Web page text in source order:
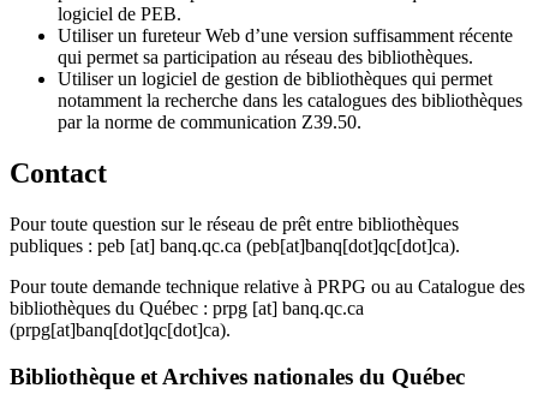
logiciel de PEB.
Utiliser un fureteur Web d’une version suffisamment récente
qui permet sa participation au réseau des bibliothèques.
Utiliser un logiciel de gestion de bibliothèques qui permet
notamment la recherche dans les catalogues des bibliothèques
par la norme de communication Z39.50.
Contact
Pour toute question sur le réseau de prêt entre bibliothèques
publiques : peb [at] banq.qc.ca (peb[at]banq[dot]qc[dot]ca).
Pour toute demande technique relative à PRPG ou au Catalogue des
bibliothèques du Québec : prpg [at] banq.qc.ca
(prpg[at]banq[dot]qc[dot]ca).
Bibliothèque et Archives nationales du Québec